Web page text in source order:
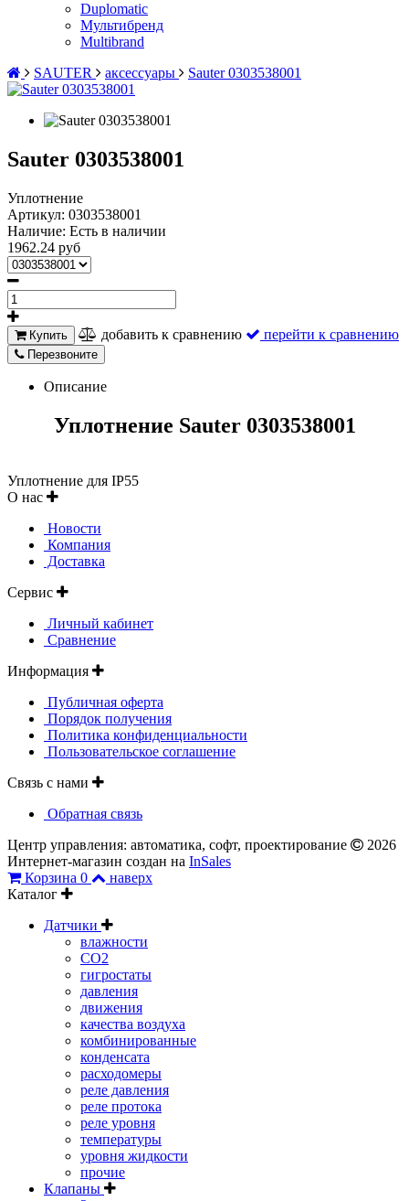
Duplomatic
Мультибренд
Multibrand
SAUTER
аксессуары Sauter 0303538001
Sauter 0303538001
Уплотнение
Артикул: 0303538001
Наличие: Есть в наличии
1962.24 руб
Купить добавить к сравнению перейти к сравнению
Перезвоните
Описание
Уплотнение Sauter 0303538001
Уплотнение для IP55
О нас
Новости
Компания
Доставка
Сервис
Личный кабинет
Сравнение
Информация
Публичная оферта
Порядок получения
Политика конфиденциальности
Пользовательское соглашение
Связь с нами
Обратная связь
Центр управления: автоматика, софт, проектирование
2026
Интернет-магазин создан на InSales
Корзина 0
наверх
Каталог
Датчики
влажности
CO2
гигростаты
давления
движения
качества воздуха
комбинированные
конденсата
расходомеры
реле давления
реле протока
реле уровня
температуры
уровня жидкости
прочие
Клапаны